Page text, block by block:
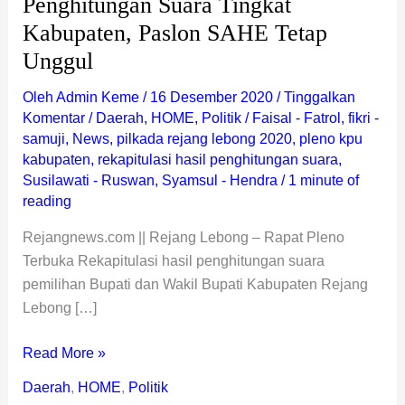
Kabupaten, Paslon SAHE Tetap
Unggul
Oleh Admin Keme / 16 Desember 2020 /Tinggalkan
Komentar / Daerah, HOME, Politik/ Faisal - Fatrol , fikri -
samuji, News, pilkada rejang lebong 2020, pleno kpu
kabupaten, rekapitulasi hasil penghitungan suara,
Susilawati - Ruswan, Syamsul - Hendra / 1 minute of
reading
Rejangnews.com || Rejang Lebong – Rapat Pleno
Terbuka Rekapitulasi hasil penghitungan suara
pemilihan Bupati dan Wakil Bupati Kabupaten Rejang
Lebong […]
Unggul
Read More »
Daerah, HOME, Politik